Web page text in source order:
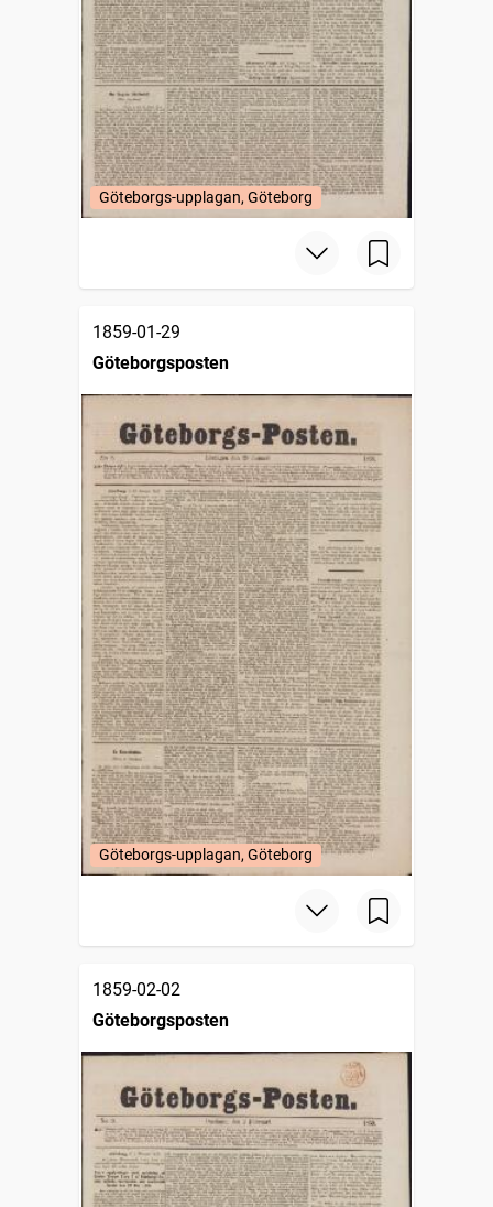
Göteborgs-upplagan, Göteborg
1859-01-29
Göteborgsposten
Göteborgs-upplagan, Göteborg
1859-02-02
Göteborgsposten